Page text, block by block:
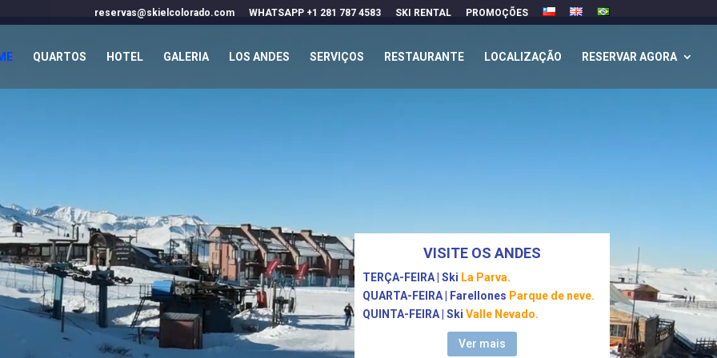
reservas@skielcolorado.com WHATSAPP +1 281 787 4583 SKI RENTAL PROMOÇÕES
QUARTOS HOTEL GALERIA LOS ANDES SERVIÇOS RESTAURANTE LOCALIZAÇÃO RESERVAR AGORA
Video
VISITE OS ANDES
TERÇA-FEIRA | Ski La Parva.
QUARTA-FEIRA
Farellones Parque de neve.
QUINTA-FEIRA | Ski Valle Nevado.
Ver mais